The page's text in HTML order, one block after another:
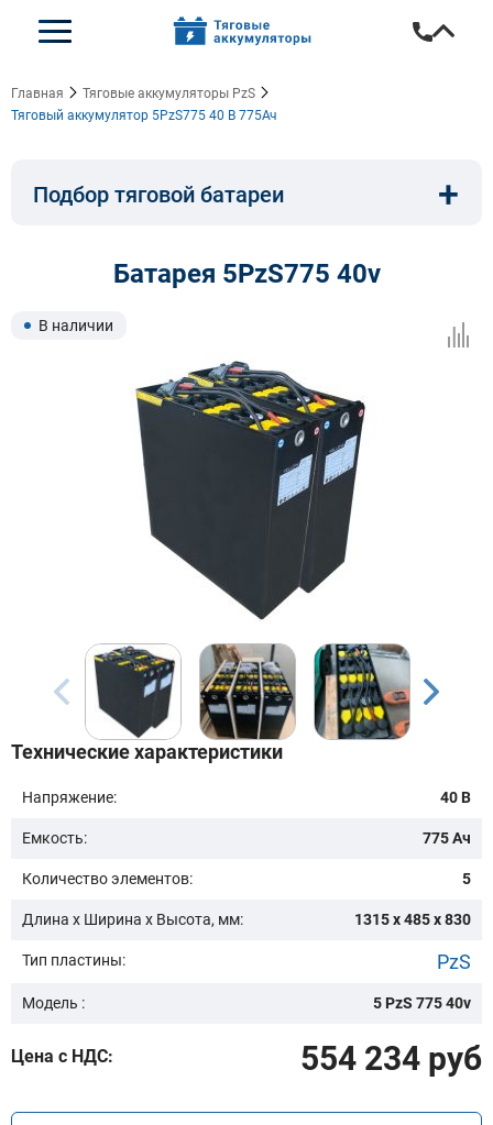
Главная
Тяговые аккумуляторы PzS
Тяговый аккумулятор 5PzS775 40 В 775Ач
Подбор тяговой батареи
Тип:
Ширина, мм: Высота, мм:
Бренд техники:
Модель:
Сначала выберите бренд
Очистить подбор
+
Батарея 5PzS775 40v
В наличии
Технические характеристики
Напряжение: 40 В
Емкость: 775 Ач
Количество элементов: 5
Длина х Ширина х Высота, мм: 1315 x 485 x 830
Тип пластины: PzS
Модель : 5 PzS 775 40v
Цена с НДС: 554 234 руб